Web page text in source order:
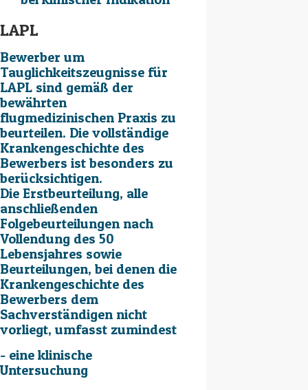
LAPL
Bewerber um
Tauglichkeitszeugnisse für
LAPL sind gemäß der
bewährten
flugmedizinischen Praxis zu
beurteilen. Die vollständige
Krankengeschichte des
Bewerbers ist besonders zu
berücksichtigen.
Die Erstbeurteilung, alle
anschließenden
Folgebeurteilungen nach
Vollendung des 50
Lebensjahres sowie
Beurteilungen, bei denen die
Krankengeschichte des
Bewerbers dem
Sachverständigen nicht
vorliegt, umfasst zumindest
- eine klinische
Untersuchung